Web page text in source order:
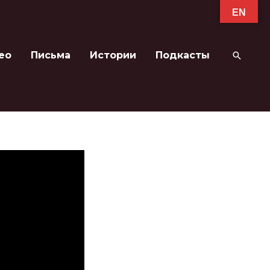
Письма Истории Подкасты Поиск
EN